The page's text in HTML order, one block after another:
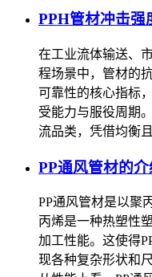
PPH管材冲击强
在工业流体输送、
程场景中，管材的
可靠性的核心指标
受能力与服役周期
流品类，凭借均衡
PP通风管材的介
PP通风管材是以聚
丙烯是一种热塑性
加工性能。这使得
现各种复杂形状和